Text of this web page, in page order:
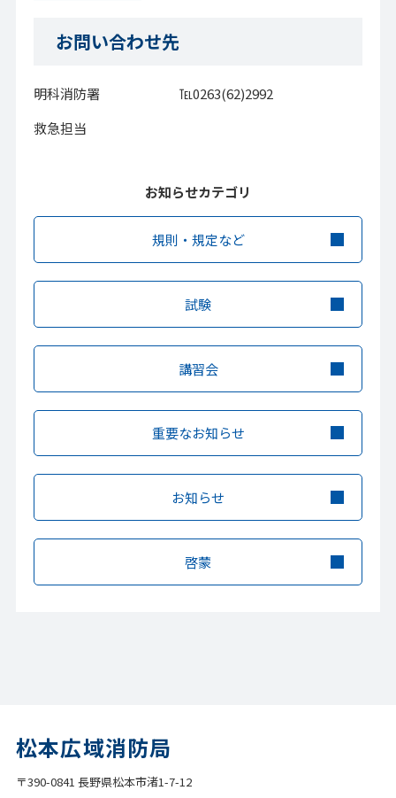
お問い合わせ先
明科消防署 ℡0263(62)2992
救急担当
お知らせカテゴリ
規則・規定など
試験
講習会
重要なお知らせ
お知らせ
啓蒙
松本広域消防局
〒390-0841 長野県松本市渚1-7-12